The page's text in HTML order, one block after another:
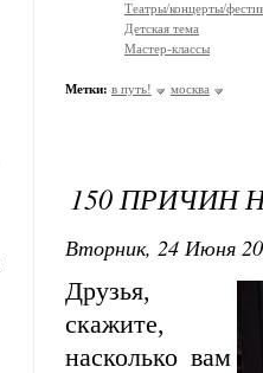
Театры/концерты/
Детская тема
Мастер-классы
Метки: в путь! москва
150 ПРИЧИН
Вторник, 24 Июня
Друзья,
скажите,
насколько вам